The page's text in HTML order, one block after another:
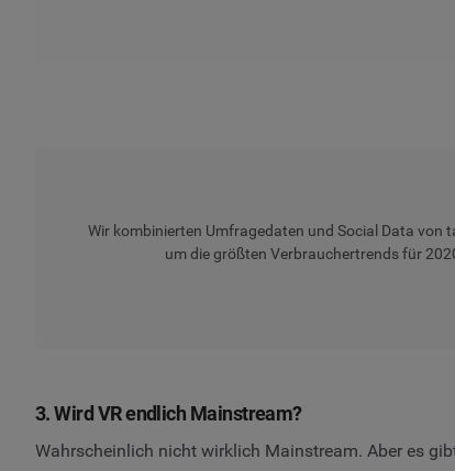
Wir kombinierten Umfragedaten und Social Data von
um die größten Verbrauchertrends für
3. Wird VR endlich Mainstream?
Wahrscheinlich nicht wirklich Mainstream. Aber es